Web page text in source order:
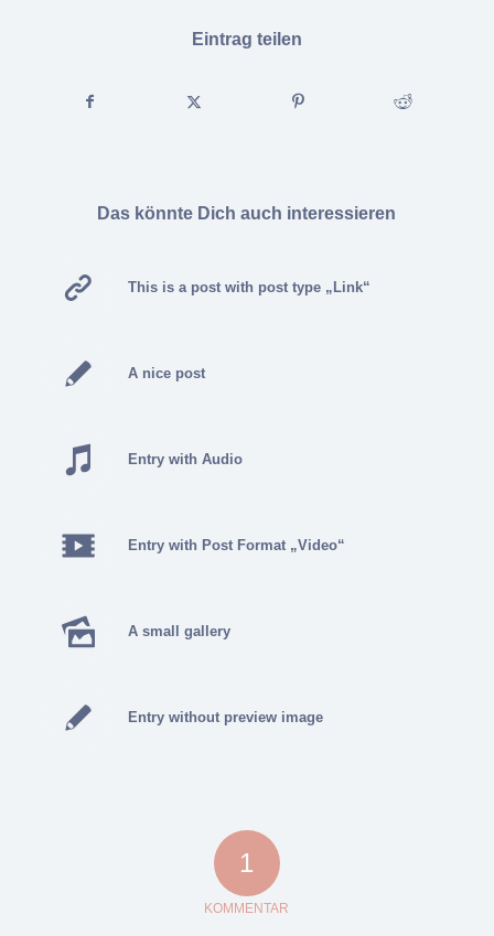
Eintrag teilen
Das könnte Dich auch interessieren
This is a post with post type „Link“
A nice post
Entry with Audio
Entry with Post Format „Video“
A small gallery
Entry without preview image
1
KOMMENTAR